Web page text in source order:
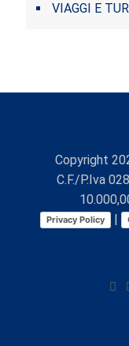
VIAGGI E
Copyright
C.F./P.Iva
Privacy Policy |